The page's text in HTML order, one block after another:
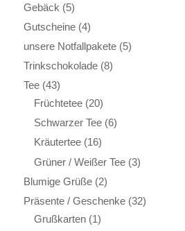
Gebäck (5)
Gutscheine (4)
unsere Notfallpakete (5)
Trinkschokolade (8)
Tee (43)
Früchtetee (20)
Schwarzer Tee (6)
Kräutertee (16)
Grüner / Weißer Tee (3)
Blumige Grüße (2)
Präsente / Geschenke (32)
Grußkarten (1)